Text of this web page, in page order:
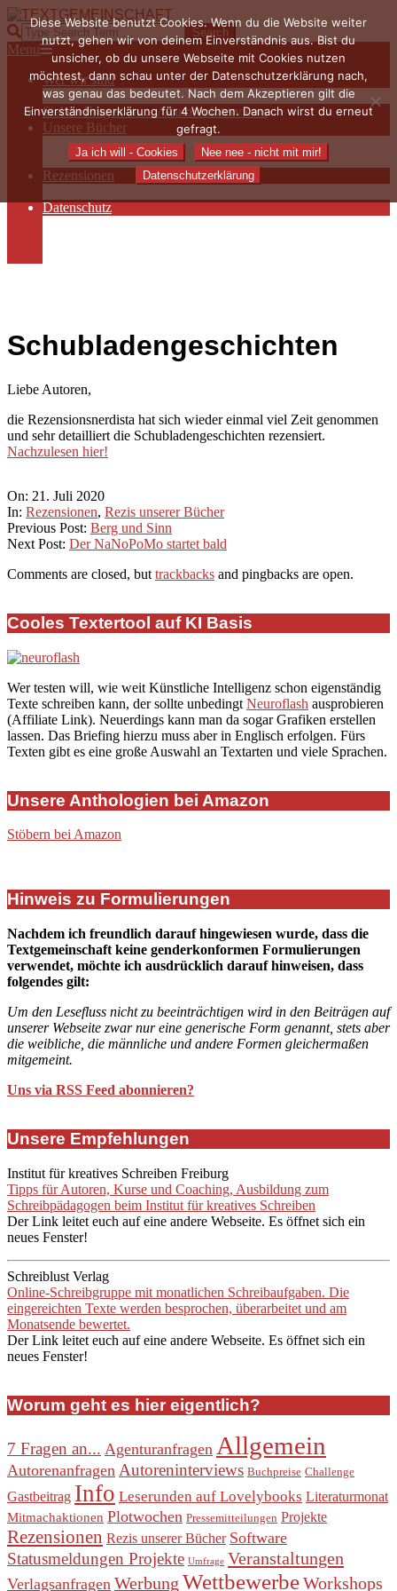
Skip
to
content
TEXTGEMEINSCHAFT
Search
Primary
Navigation
Menu
Menu
Wer wir sind
Die Hauptakteurinnen
Sieben Fragen an… / Autoreninterviews
Unsere Bücher
Autorenservices
Autorenprofile
Rezensionen
Datenschutz
Schubladengeschichten
Liebe Autoren,
die Rezensionsnerdista hat sich wieder einmal viel Zeit genommen
und sehr detailliert die Schubladengeschichten rezensiert.
Nachzulesen hier!
2020-
07-
21
On: 21. Juli 2020
In: Rezensionen, Rezis unserer Bücher
Previous Post: Berg und Sinn
Next Post: Der NaNoPoMo startet bald
Comments are closed, but trackbacks and pingbacks are open.
Cooles Textertool auf KI Basis
Wer testen will, wie weit Künstliche Intelligenz schon eigenständig
Texte schreiben kann, der sollte unbedingt Neuroflash ausprobieren
(Affiliate Link). Neuerdings kann man da sogar Grafiken erstellen
lassen. Das Briefing hierzu muss aber in Englisch erfolgen. Fürs
Texten gibt es eine große Auswahl an Textarten und viele Sprachen.
Unsere Anthologien bei Amazon
Stöbern bei Amazon
Hinweis zu Formulierungen
Nachdem ich freundlich darauf hingewiesen wurde, dass die
Textgemeinschaft keine genderkonformen Formulierungen
verwendet, möchte ich ausdrücklich darauf hinweisen, dass
folgendes gilt:
Um den Lesefluss nicht zu beeinträchtigen wird in den Beiträgen auf
unserer Webseite zwar nur eine generische Form genannt, stets aber
die weibliche, die männliche und andere Formen gleichermaßen
mitgemeint.
Uns via RSS Feed abonnieren?
Unsere Empfehlungen
Institut für kreatives Schreiben Freiburg
Tipps für Autoren, Kurse und Coaching, Ausbildung zum
Schreibpädagogen beim Institut für kreatives Schreiben
Der Link leitet euch auf eine andere Webseite. Es öffnet sich ein
neues Fenster!
Schreiblust Verlag
Online-Schreibgruppe mit monatlichen Schreibaufgaben. Die
eingereichten Texte werden besprochen, überarbeitet und am
Monatsende bewertet.
Der Link leitet euch auf eine andere Webseite. Es öffnet sich ein
neues Fenster!
Worum geht es hier eigentlich?
7 Fragen an... Agenturanfragen Allgemein
Autorenanfragen Autoreninterviews Buchpreise Challenge
Gastbeitrag Info Leserunden auf Lovelybooks Literaturmonat
Mitmachaktionen Plotwochen Pressemitteilungen Projekte
Rezensionen Rezis unserer Bücher Software
Statusmeldungen Projekte Umfrage Veranstaltungen
Verlagsanfragen Werbung WettbewerbeWorkshops
Diese Website benutzt Cookies. Wenn du die Website weiter
nutzt, gehen wir von deinem Einverständnis aus. Bist du
unsicher, ob du unsere Webseite mit Cookies nutzen
möchtest, dann schau unter der Datenschutzerklärung nach,
was genau das bedeutet. Nach dem Akzeptieren gilt die
Einverständniserklärung für 4 Wochen. Danach wirst du erneut
gefragt.
Ja ich will - Cookies
Nee nee - nicht mit mir!
Datenschutzerklärung